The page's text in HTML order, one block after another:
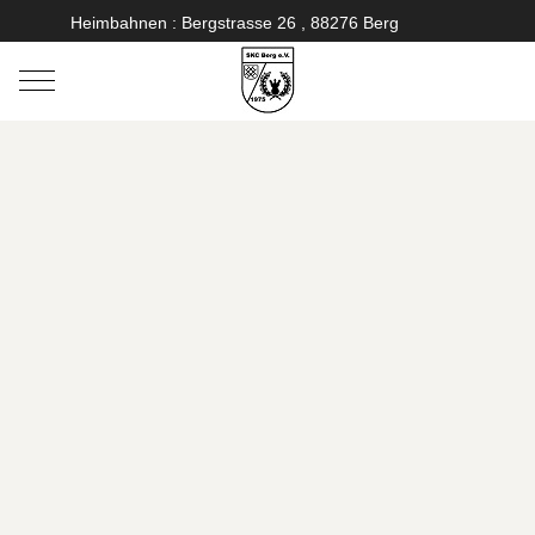
Heimbahnen : Bergstrasse 26 , 88276 Berg
Mobile Menu Toggle